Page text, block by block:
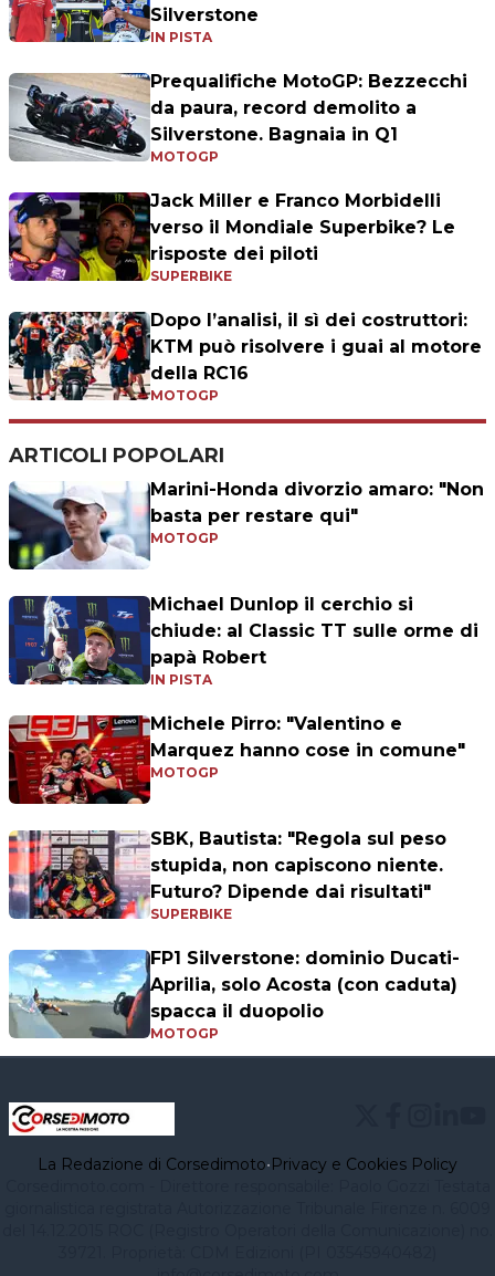
Silverstone
IN PISTA
Prequalifiche MotoGP: Bezzecchi
da paura, record demolito a
Silverstone. Bagnaia in Q1
MOTOGP
Jack Miller e Franco Morbidelli
verso il Mondiale Superbike? Le
risposte dei piloti
SUPERBIKE
Dopo l’analisi, il sì dei costruttori:
KTM può risolvere i guai al motore
della RC16
MOTOGP
ARTICOLI POPOLARI
Marini-Honda divorzio amaro: "Non
basta per restare qui"
MOTOGP
Michael Dunlop il cerchio si
chiude: al Classic TT sulle orme di
papà Robert
IN PISTA
Michele Pirro: "Valentino e
Marquez hanno cose in comune"
MOTOGP
SBK, Bautista: "Regola sul peso
stupida, non capiscono niente.
Futuro? Dipende dai risultati"
SUPERBIKE
FP1 Silverstone: dominio Ducati-
Aprilia, solo Acosta (con caduta)
spacca il duopolio
MOTOGP
La Redazione di Corsedimoto•Privacy e Cookies Policy